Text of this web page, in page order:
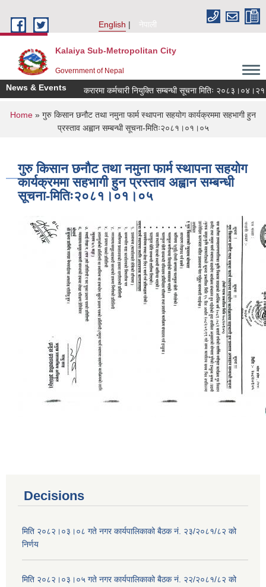
English
नेपाली
Kalaiya Sub-Metropolitan City
Government of Nepal
News & Events करारमा कर्मचारी नियुक्ति सम्बन्धी सूचना मितिः २०८३।०४।२१
You are here
Home » गुरु किसान छनौट तथा नमुना फार्म स्थापना सहयोग कार्यक्रममा सहभागी हुन
प्रस्ताव अह्वान सम्बन्धी सूचना-मितिः२०८१।०१।०५
गुरु किसान छनौट तथा नमुना फार्म स्थापना सहयोग
कार्यक्रममा सहभागी हुन प्रस्ताव अह्वान सम्बन्धी
सूचना-मितिः२०८१।०१।०५
Decisions
मिति २०८२।०३।०८ गते नगर कार्यपालिकाको बैठक नं. २३/२०८१/८२ को
निर्णय
मिति २०८२।०३।०५ गते नगर कार्यपालिकाको बैठक नं. २२/२०८१/८२ को